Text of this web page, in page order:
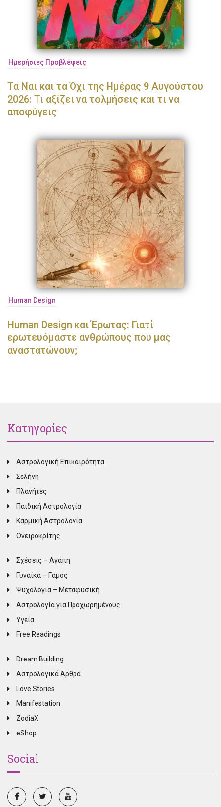
Ημερήσιες Προβλέψεις
Τα Ναι και τα Όχι της Ημέρας 9 Αυγούστου
2026: Τι αξίζει να τολμήσεις και τι να
αποφύγεις
Human Design
Human Design και Έρωτας: Γιατί
ερωτευόμαστε ανθρώπους που μας
αναστατώνουν;
Κατηγορίες
Αστρολογική Επικαιρότητα
Σελήνη
Πλανήτες
Παιδική Αστρολογία
Καρμική Αστρολογία
Ονειροκρίτης
Σχέσεις – Αγάπη
Γυναίκα – Γάμος
Ψυχολογία – Μεταφυσική
Αστρολογία για Προχωρημένους
Υγεία
Free Readings
Dream Building
Αστρολογικά Άρθρα
Love Stories
Manifestation
ZodiaX
eShop
Social